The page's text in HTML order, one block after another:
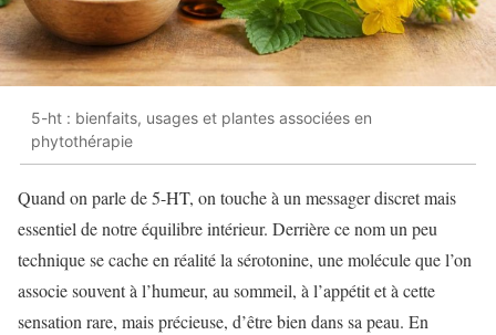
5-ht : bienfaits, usages et plantes associées en
phytothérapie
Quand on parle de 5-HT, on touche à un messager discret mais
essentiel de notre équilibre intérieur. Derrière ce nom un peu
technique se cache en réalité la sérotonine, une molécule que l’on
associe souvent à l’humeur, au sommeil, à l’appétit et à cette
sensation rare, mais précieuse, d’être bien dans sa peau. En